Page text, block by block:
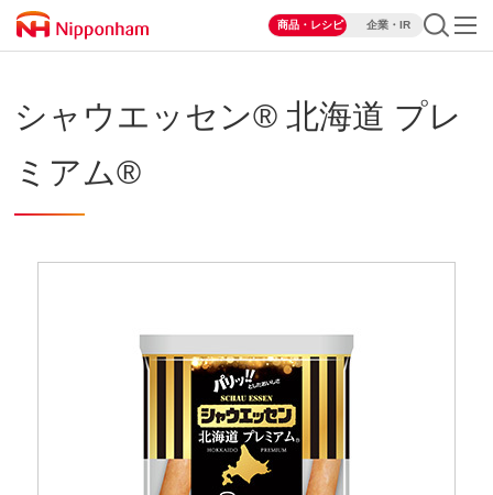
商品・レシピ 企業・IR
シャウエッセン® 北海道 プレ
ミアム®